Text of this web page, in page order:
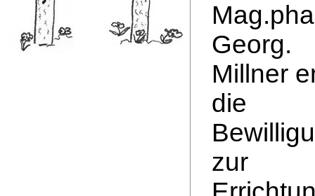
Georg.
Millner
die
zur